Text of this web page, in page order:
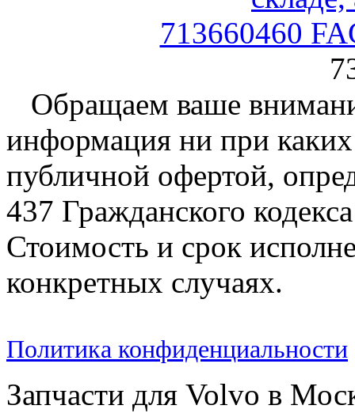
713660460
Обращаем ваше
информация ни при каких
публичной офертой,
437 Гражданского
Стоимость и срок
конкретных случаях.
Политика конфиденциальности
Запчасти для Volvo в